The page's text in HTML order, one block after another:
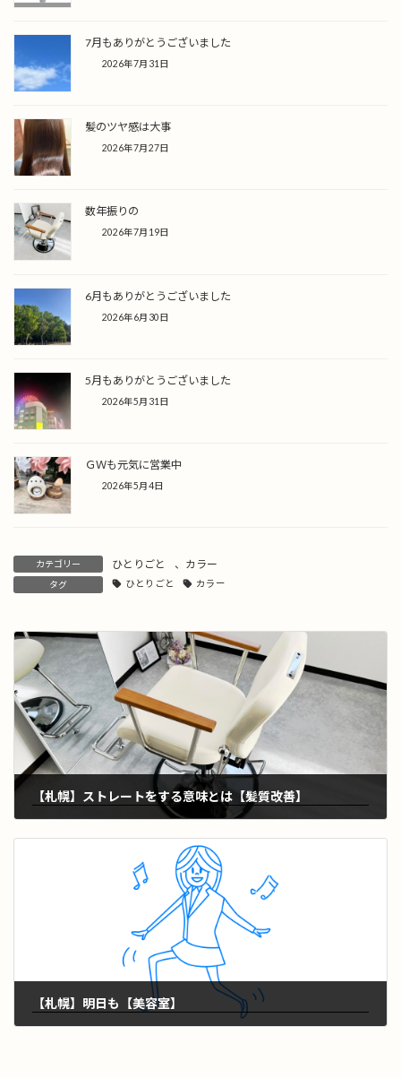
7月もありがとうございました
2026年7月31日
髪のツヤ感は大事
2026年7月27日
数年振りの
2026年7月19日
6月もありがとうございました
2026年6月30日
5月もありがとうございました
2026年5月31日
ＧＷも元気に営業中
2026年5月4日
カテゴリー ひとりごと 、 カラー
タグ ひとりごと カラー
【札幌】ストレートをする意味とは【髪質改善】
【札幌】明日も【美容室】